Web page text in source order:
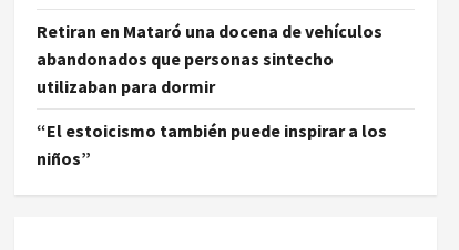
Retiran en Mataró una docena de vehículos
abandonados que personas sintecho
utilizaban para dormir
“El estoicismo también puede inspirar a los
niños”